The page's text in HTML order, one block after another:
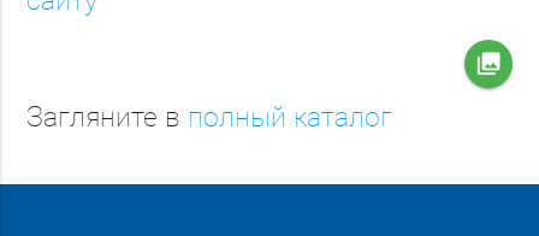
collections
Загляните в полный каталог